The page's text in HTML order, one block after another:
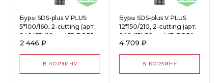
Буры SDS-plus V PLUS
5*100/160, 2-cutting (арт.
240451) (10 шт.) "D.BOR"
60970
2 446 ₽
В КОРЗИНУ
Буры SDS-plus V PLUS
12*150/210, 2-cutting (арт.
240415) (10 шт.) "D.BOR"
61110
4 709 ₽
В КОРЗИНУ